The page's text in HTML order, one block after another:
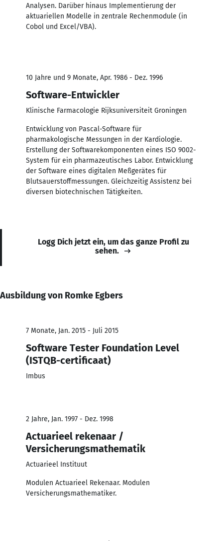
Analysen. Darüber hinaus Implementierung der
aktuariellen Modelle in zentrale Rechenmodule (in
Cobol und Excel/VBA).
10 Jahre und 9 Monate, Apr. 1986 - Dez. 1996
Software-Entwickler
Klinische Farmacologie Rijksuniversiteit Groningen
Entwicklung von Pascal-Software für
pharmakologische Messungen in der Kardiologie.
Erstellung der Softwarekomponenten eines ISO 9002-
System für ein pharmazeutisches Labor. Entwicklung
der Software eines digitalen Meßgerätes für
Blutsauerstoffmessungen. Gleichzeitig Assistenz bei
diversen biotechnischen Tätigkeiten.
Logg Dich jetzt ein, um das ganze Profil zu
sehen.
Ausbildung von Romke Egbers
7 Monate, Jan. 2015 - Juli 2015
Software Tester Foundation Level
(ISTQB-certificaat)
Imbus
2 Jahre, Jan. 1997 - Dez. 1998
Actuarieel rekenaar /
Versicherungsmathematik
Actuarieel Instituut
Modulen Actuarieel Rekenaar. Modulen
Versicherungsmathematiker.